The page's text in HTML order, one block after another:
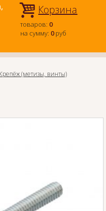
Корзина
товаров: 0
на сумму: 0руб
Крепёж (метизы, винты)